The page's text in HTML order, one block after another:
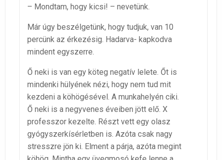
– Mondtam, hogy kicsi! – nevetünk.
Már úgy beszélgetünk, hogy tudjuk, van 10
percünk az érkezésig. Hadarva- kapkodva
mindent egyszerre.
Ő neki is van egy köteg negatív lelete. Őt is
mindenki hülyének nézi, hogy nem tud mit
kezdeni a köhögésével. A munkahelyén ciki.
Ő neki is a negyvenes éveiben jött elő. X
professzor kezelte. Részt vett egy olasz
gyógyszerkísérletben is. Azóta csak nagy
stresszre jön ki. Elment a párja, azóta megint